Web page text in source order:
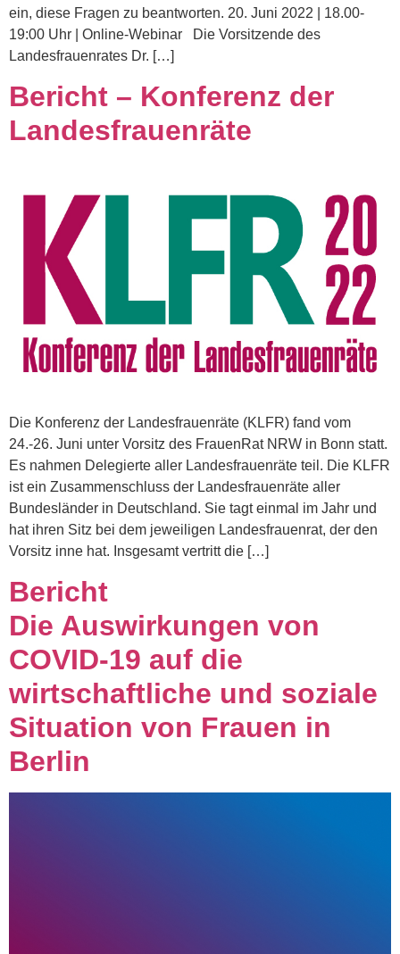
ein, diese Fragen zu beantworten. 20. Juni 2022 | 18.00-
19:00 Uhr | Online-Webinar Die Vorsitzende des
Landesfrauenrates Dr. […]
Bericht – Konferenz der
Landesfrauenräte
Die Konferenz der Landesfrauenräte (KLFR) fand vom
24.-26. Juni unter Vorsitz des FrauenRat NRW in Bonn statt.
Es nahmen Delegierte aller Landesfrauenräte teil. Die KLFR
ist ein Zusammenschluss der Landesfrauenräte aller
Bundesländer in Deutschland. Sie tagt einmal im Jahr und
hat ihren Sitz bei dem jeweiligen Landesfrauenrat, der den
Vorsitz inne hat. Insgesamt vertritt die […]
Bericht
Die Auswirkungen von
COVID-19 auf die
wirtschaftliche und soziale
Situation von Frauen in
Berlin